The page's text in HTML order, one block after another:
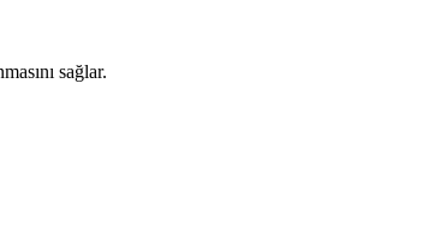
sağlar.